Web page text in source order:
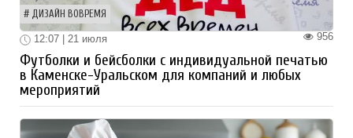
ДИЗАЙН ВОВРЕМЯ
956
12:07 | 21 июля
Футболки и бейсболки с индивидуальной печатью
в Каменске-Уральском для компаний и любых
мероприятий